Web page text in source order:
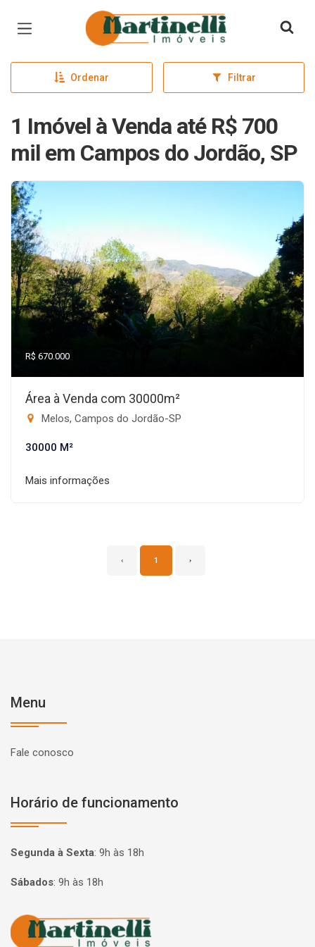
Página inicial
Ordenar Filtrar
1 Imóvel à Venda até R$ 700
mil em Campos do Jordão, SP
R$ 670.000
Área à Venda com 30000m²
Melos, Campos do Jordão-SP
30000 M²
Mais informações
‹ 1 ›
Menu
Fale conosco
Horário de funcionamento
Segunda à Sexta: 9h às 18h
Sábados: 9h às 18h
Página inicial